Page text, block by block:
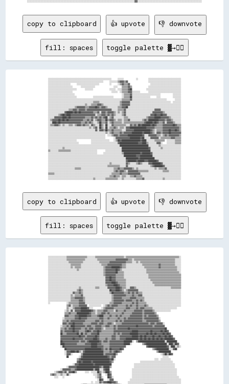
copy to clipboard 👍 upvote 👎 downvote
fill: spaces toggle palette ▓→✊🏽
copy to clipboard 👍 upvote 👎 downvote
fill: spaces toggle palette ▓→✊🏽
░░░░░░░░░░░░░░░░░░▒▒▒▒▒▒▒▒▒▒▒▒▒▒▒▒▒▒▒▒░░░░░░░░▒▒▒▒▒▒▒▒▒▒▒▒▒▒▒▒▒▒▒▒▒▒▒▒▒▒▒▒░░▒▒▒▒▒▒▒▒▒▒▒▒▒▒▒▒▒▒▒▒▒▒▒▒▒▒▒▒▒▒▒▒▒▒▒▒▒▒▒▒▒▒▒▒▒▒▒▒▒▒▒▒░░
░░░░░░░░░░░░░░░░░░▒▒▒▒▒▒▒▒▒▒▒▒▒▒▒▒▒▒░░░░░░░░░░░░▒▒▒▒▒▒▒▒▒▒▒▒▒▒▒▒▒▒▓▓▓▓▓▓▓▓▓▓▓▓▒▒▒▒░░▒▒▒▒▒▒▒▒▒▒▒▒▒▒▒▒▒▒▒▒▒▒▒▒▒▒▒▒▒▒▒▒▒▒▒▒▒▒▒▒░░░░░░
░░░░░░░░░░░░░░░░░░░░▒▒▒▒▒▒▒▒▒▒▒▒▒▒░░░░░░░░░░░░░░░░▒▒▒▒▒▒▒▒▒▒▓▓▓▓▓▓▓▓▓▓▓▓▓▓▓▓▒▒▒▒▒▒░░░░▒▒░░▒▒▒▒▒▒▒▒▒▒▒▒▒▒▒▒▒▒▒▒▒▒▒▒▒▒▒▒▒▒▒▒▒▒░░░░░░
░░░░░░░░░░░░░░░░░░░░░░▒▒▒▒▒▒▒▒▒▒░░░░░░░░░░░░░░░░░░░░▒▒▒▒▒▒▓▓▓▓▓▓▓▓▓▓▓▓▓▓▒▒▒▒░░░░░░░░░░░░░░░░▒▒▒▒▒▒▒▒▒▒▒▒▒▒▒▒▓▓▒▒▒▒▒▒▒▒▒▒▒▒▒▒░░░░░░
░░░░░░░░░░░░░░░░░░░░░░▒▒░░▒▒▒▒▒▒░░░░░░░░░░░░░░░░░░░░░░▒▒▓▓▓▓▓▓████████▓▓▒▒▒▒░░░░░░░░░░░░░░░░░░▒▒▒▒▒▒▒▒▒▒▒▒▒▒▓▓▒▒▒▒▒▒▒▒▒▒▒▒▒▒▒▒░░░░
░░░░░░░░░░░░░░░░░░░░░░░░░░░░▒▒░░░░░░░░░░░░░░░░░░░░░░░░▒▒▓▓▓▓▓▓▓▓▓▓██▓▓▒▒░░░░░░░░░░░░░░░░░░░░░░░░▒▒▒▒▒▒▒▒▒▒▒▒▒▒▒▒▒▒▒▒▒▒▒▒▒▒▒▒▒▒░░░░
░░░░░░░░░░░░░░░░░░░░░░░░░░░░░░░░░░░░░░░░░░░░░░░░░░░░░░▒▒▓▓▓▓▓▓▓▓▓▓██▒▒▒▒▒▒░░░░░░░░░░░░░░░░░░░░░░▒▒▒▒▒▒▒▒▒▒▒▒▒▒▒▒▒▒▒▒▒▒▒▒▒▒▒▒▒▒▒▒░░
░░░░░░░░░░░░░░░░░░░░░░░░░░░░░░░░░░░░░░░░░░░░░░░░░░░░░░▒▒▓▓▓▓▓▓▓▓▓▓▒▒▒▒▒▒▒▒░░░░░░░░░░░░░░░░░░░░░░░░▒▒▒▒▒▒▒▒▒▒▒▒▒▒▒▒▒▒▒▒▒▒▒▒▒▒▒▒▒▒▒▒
░░░░░░░░░░░░░░░░░░░░░░░░░░░░░░░░░░░░░░░░░░░░░░░░░░░░░░░░▓▓▓▓██▓▓▓▓▒▒▒▒▒▒▒▒░░░░░░░░░░░░░░░░░░░░░░░░▒▒▒▒▒▒▒▒▒▒▒▒▒▒▒▒▒▒▒▒▒▒▒▒▒▒▒▒▒▒▒▒
░░░░░░░░░░░░░░░░░░░░░░░░░░░░░░░░░░░░░░░░░░░░░░░░░░░░░░░░▓▓▓▓██▓▓▓▓▒▒▒▒▒▒▒▒▒▒░░░░░░░░░░░░░░░░░░░░░░░░▒▒▒▒▒▒▒▒▒▒▒▒▒▒▒▒▒▒▒▒▒▒▒▒▒▒▒▒▒▒
░░░░░░░░░░░░░░░░░░░░░░░░░░░░░░░░░░░░░░░░░░░░░░░░░░░░░░░░▓▓▓▓▓▓████▓▓▒▒▒▒▒▒▒▒░░░░░░░░░░░░░░░░░░░░░░░░░░▒▒▒▒▒▒▒▒▒▒▒▒▒▒▒▒▒▒▒▒▒▒▒▒▒▒▒▒
░░░░░░░░░░░░░░░░░░░░░░░░░░░░░░░░░░░░░░░░░░░░░░░░░░░░░░░░▒▒▓▓▓▓▓▓████▓▓▒▒▒▒▒▒░░░░░░░░░░░░░░░░░░░░░░░░░░░░▒▒▒▒▒▒▒▒▒▒▒▒▒▒▒▒▒▒▒▒▒▒▒▒▒▒
░░░░░░░░░░░░░░░░░░░░░░░░░░░░░░▒▒░░░░░░░░░░░░░░▒▒▒▒░░░░░░░░▓▓▓▓▓▓▓▓████▓▓▒▒▒▒░░░░▓▓▓▓▒▒░░░░░░░░░░░░░░░░░░░░░░░░░░░░░░░░░░▒▒▒▒▒▒▒▒▒▒
░░░░░░░░░░░░░░░░░░░░░░░░░░░░▒▒▓▓▒▒░░░░░░░░░░░░░░░░░░░░░░░░░░██▓▓▓▓████▓▓▒▒░░▒▒▓▓▓▓▓▓▓▓▓▓░░░░░░░░░░░░░░░░░░░░░░░░░░░░░░░░░░░░░░░░░░
░░░░░░░░░░░░░░░░░░░░░░░░▓▓▒▒▒▒▓▓▒▒░░░░░░░░░░░░░░░░░░░░░░░░░░▒▒██▓▓▓▓▓▓▓▓▓▓▒▒▒▒▓▓▒▒▓▓▒▒▓▓▒▒▒▒░░░░░░░░░░░░░░░░░░░░░░░░░░░░░░░░░░░░░░
░░░░░░░░░░░░░░░░░░░░░░▒▒░░▒▒▒▒▒▒▓▓░░░░░░░░░░░░░░░░░░░░░░░░░░░░▒▒▓▓▓▓▓▓▓▓▓▓▓▓▒▒▒▒▒▒▓▓▒▒▒▒▓▓▓▓░░░░░░░░░░░░░░░░░░░░░░░░░░░░░░░░░░░░░░
░░░░░░░░░░░░░░░░░░░░░░▒▒▒▒▓▓▓▓▓▓▓▓▒▒░░░░░░░░░░░░░░░░░░░░░░░░░░▒▒▓▓▓▓▓▓▓▓▒▒▒▒▒▒▒▒▓▓▓▓▓▓▒▒▒▒▒▒▒▒░░░░░░░░░░░░░░░░░░░░░░░░░░░░░░░░░░░░
░░░░░░░░░░░░░░░░░░░░░░▒▒▒▒▒▒▒▒▓▓▓▓▒▒░░░░░░░░░░░░░░░░░░░░░░░░░░▒▒▓▓▓▓▓▓▓▓▓▓▒▒▓▓▓▓▓▓▒▒▒▒▓▓▒▒▓▓▒▒░░░░░░░░░░░░░░░░░░░░░░░░░░░░░░░░░░░░
░░                ░░▒▒▒▒▒▒▒▒▒▒▓▓▓▓▓▓░░░░░░░░░░░░░░░░░░░░░░░░▒▒▒▒▓▓▓▓▓▓▓▓▒▒▒▒▒▒▒▒▒▒▓▓▒▒▓▓▒▒▒▒▒▒▒▒░░░░░░░░░░░░░░░░░░░░░░░░░░░░░░░░░░
                  ▒▒▓▓░░▒▒▒▒▒▒▓▓▓▓▓▓▓▓  ░░░░░░░░░░░░  ░░▒▒▓▓▒▒▓▓▓▓▓▓▒▒▒▒▒▒▒▒▓▓▒▒▓▓▒▒▒▒▓▓▒▒▒▒▒▒▓▓▒▒░░░░░░░░░░░░░░░░░░░░░░░░░░░░░░░░
                  ▒▒░░░░▒▒▓▓▓▓▓▓██████▓▓░░░░        ░░▒▒▓▓▓▓▓▓▓▓▒▒▒▒▒▒▒▒▒▒▒▒▓▓▓▓▒▒▒▒▒▒▓▓▒▒▓▓▓▓▒▒▒▒▒▒▒▒░░░░░░░░░░░░░░░░░░░░░░░░
                ░░▒▒░░▓▓░░▓▓▓▓▓▓██████████▓▓▒▒░░▒▒▒▒▒▒▓▓▓▓▒▒▒▒▒▒░░▓▓▒▒▒▒▒▒▓▓▒▒▒▒▒▒▒▒▓▓▓▓▓▓▓▓▒▒▓▓▓▓▓▓▓▓▒▒░░░░░░░░░░░░░░░░
                ▒▒▒▒▓▓▒▒▒▒▒▒████████████▓▓▒▒▒▒░░▒▒▒▒▓▓▓▓▒▒▓▓▒▒▒▒▒▒▒▒▒▒▒▒▓▓▒▒▒▒▒▒▒▒▓▓▓▓▓▓▓▓▓▓▒▒▓▓▓▓▓▓▓▓▓▓▒▒
                ▓▓▓▓▒▒▒▒▒▒▓▓▓▓████████▓▓▓▓▒▒▒▒▒▒▓▓████▒▒▒▒▒▒▓▓▒▒▒▒▓▓▒▒▓▓▒▒▒▒▒▒▒▒▓▓▓▓▓▓▓▓▓▓▓▓▒▒▓▓▒▒▓▓▓▓▓▓▓▓▒▒
              ░░▒▒▒▒▒▒▒▒▒▒▓▓▓▓██▓▓▓▓▓▓▒▒▒▒▒▒▒▒▒▒▒▒▓▓▓▓▒▒▒▒▓▓▒▒▒▒▒▒▒▒▓▓▒▒▒▒▓▓▒▒▓▓▓▓▓▓▓▓▓▓▓▓▓▓▒▒▓▓▓▓▓▓▓▓▓▓▓▓▓▓░░
              ▒▒▒▒▓▓▒▒▓▓▓▓▓▓▓▓▓▓▓▓▓▓▒▒▒▒▒▒▒▒▒▒▓▓▓▓▒▒▓▓▒▒▒▒▒▒▒▒▒▒▒▒▓▓▒▒▓▓▒▒▓▓▓▓▓▓▓▓▓▓▓▓▓▓▓▓▓▓▒▒▒▒▓▓▓▓▓▓▓▓▓▓▓▓▒▒
              ▓▓▓▓▒▒▓▓▓▓██▓▓▓▓▓▓▓▓▒▒▒▒▒▒▒▒▓▓▓▓▓▓▒▒▓▓▓▓▒▒▒▒▓▓▓▓▒▒░░▒▒▒▒▒▒▓▓▓▓▓▓▓▓▓▓▓▓▓▓▓▓▓▓▓▓▓▓▓▓▓▓▒▒▓▓▓▓▒▒▓▓▓▓▓▓░░
            ░░▒▒▒▒▓▓▒▒████▓▓▓▓▓▓▓▓▓▓▒▒▓▓▓▓▒▒▒▒▓▓▓▓▓▓▒▒▒▒▓▓▓▓▒▒▒▒▓▓▒▒▓▓▓▓▓▓▓▓▓▓▓▓▓▓▓▓▓▓██▓▓▓▓▓▓▓▓▓▓▓▓▓▓▒▒▓▓▓▓▓▓▓▓▓▓
            ▒▒▒▒▓▓▒▒▓▓▓▓██▓▓▓▓▓▓▒▒▒▒▓▓▒▒▓▓▓▓▒▒▓▓▓▓▓▓▒▒░░▒▒▒▒▒▒▒▒▓▓▒▒▓▓▓▓▓▓▓▓▓▓██▓▓▓▓▓▓▓▓▓▓▓▓▓▓▓▓▓▓▓▓▓▓▓▓▓▓▓▓▓▓▓▓▓▓██
            ▓▓▒▒▓▓▓▓▓▓▓▓██▓▓▓▓▒▒▒▒▒▒▓▓██▓▓▒▒▓▓▓▓██▓▓▒▒▒▒▒▒▒▒▒▒▒▒▓▓▓▓▓▓▓▓▓▓▓▓▓▓▓▓▓▓██████▓▓▓▓▓▓▓▓▓▓▓▓██▓▓▓▓▓▓▓▓██▓▓██▓▓
            ██▒▒▒▒▓▓▓▓▓▓▓▓▓▓██▒▒██▒▒▓▓▒▒▒▒▓▓▓▓▓▓██▒▒▒▒▒▒▒▒▒▒▒▒▒▒▓▓▒▒▓▓▒▒▓▓▓▓▓▓▓▓████████▓▓▓▓▓▓▓▓██▓▓██▓▓██▓▓▓▓▓▓██▓▓██▓▓
            ▓▓▓▓▓▓▓▓▓▓▓▓▓▓▓▓▓▓██▓▓▓▓▒▒▓▓▓▓▓▓▓▓██▓▓▒▒▒▒▒▒▒▒▒▒▒▒▓▓▓▓▒▒▒▒▓▓▓▓▓▓▓▓▓▓▓▓██████▓▓██▓▓██▓▓▓▓▓▓██▓▓▓▓██▓▓▓▓██▓▓██▓▓
            ▓▓▓▓▓▓▓▓▓▓▓▓██▓▓▓▓▓▓▓▓▒▒▓▓▓▓▓▓▓▓████▓▓▒▒▒▒▒▒▓▓▒▒▒▒▓▓▓▓▒▒▒▒▓▓▓▓▓▓████████████▓▓██▓▓██▓▓██▓▓██▓▓██▓▓██▓▓████████▓▓
            ██▓▓▓▓▓▓▓▓▓▓▓▓▓▓▓▓▒▒▓▓▓▓▒▒▓▓██████████▓▓▒▒▓▓▓▓▒▒▓▓▓▓▓▓▓▓▓▓▓▓▓▓████████░░  ▒▒██████████████████████████░░██████████
            ████▓▓▓▓▓▓▓▓▓▓▓▓▒▒▒▒▒▒▒▒▓▓▓▓▓▓██████▓▓▓▓▒▒▒▒▒▒▒▒▓▓▓▓▓▓▓▓▓▓▓▓▓▓██████░░          ▒▒▓▓████████████████████░░████▒▒██▓▓
            ░░██▓▓▓▓▓▓▓▓▓▓▓▓▓▓▓▓▓▓▓▓▓▓▓▓▓▓██████▓▓▓▓▓▓▒▒▒▒▒▒▓▓▓▓▓▓▓▓▓▓▓▓▓▓▓▓                    ▓▓██████████████████▓▓░░████░░▒▒░░
                ██▓▓▓▓▓▓▓▓▓▓▓▓▓▓▓▓▓▓████████████████▓▓▒▒▓▓▒▒██▓▓▓▓▓▓▓▓██▓▓                            ▒▒▓▓████████████░░░░▓▓██
                ░░▓▓▓▓████▓▓██▒▒░░▓▓██████████████████▒▒▒▒▒▒▓▓▒▒▓▓██▓▓▒▒                                  ▒▒████████████
                ░░▓▓▓▓░░        ▒▒████████████████████▒▒▓▓▓▓▓▓▓▓██▒▒                                          ░░▒▒██▒▒██▓▓
                  ██          ░░▓▓████████████████████████▓▓▒▒▓▓▓▓                                              ░░░░░░
                            ▒▒▓▓████████████████████████████▓▓██░░                                      ░░░░  ░░░░░░░░░░
                            ▓▓██▓▓████████▓▓████████████████▓▓▒▒                          ░░░░░░░░░░░░░░░░░░░░░░░░░░░░░░░░
                        ░░▓▓▓▓██████████████▓▓████████████████                      ░░░░░░░░░░░░░░░░░░░░░░░░░░░░░░░░░░░░░░░░
                  ░░▓▓▓▓▓▓▓▓██████████████████████▓▓▒▒██████▒▒                      ░░░░░░░░░░░░░░░░░░░░░░░░░░░░░░░░░░░░░░░░
            ░░▓▓▓▓▓▓▓▓▒▒▒▒▓▓████████████████▒▒████░░░░▓▓████                      ░░░░░░░░░░░░░░░░░░░░░░░░░░░░░░░░░░░░░░░░░░░░
      ░░▒▒▓▓▓▓▒▒▓▓░░▓▓▓▓██▒▒        ░░░░  ░░░░░░██▒▒░░▒▒████▒▒                    ░░░░░░░░░░░░░░░░░░░░░░░░░░░░░░░░░░░░░░░░░░░░
  ▒▒▓▓▒▒░░░░▒▒░░░░▓▓░░                      ░░░░▒▒▓▓    ░░██▓▓                    ░░░░░░░░░░░░░░░░░░░░░░░░░░░░░░░░░░░░░░░░░░░░
      ░░░░    ░░                              ░░▒▒▓▓░░    ██▓▓░░                  ░░░░░░░░░░░░░░░░░░░░░░░░░░░░░░░░░░░░░░░░░░░░░░
                                                ░░██▓▓    ░░▓▓▓▓                ░░░░░░░░░░░░░░░░░░░░░░░░░░░░░░░░░░░░░░░░░░░░░░░░░░
                                          ░░  ░░░░▓▓▒▒▓▓▓▓████▓▓▓▓▒▒          ░░░░░░░░░░░░░░░░░░░░░░░░░░░░░░░░░░░░░░░░░░░░░░░░░░░░